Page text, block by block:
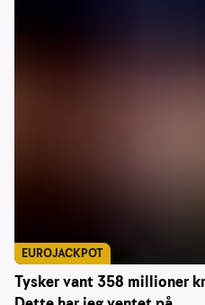
Tysker vant 358 millioner
EUROJACKPOT